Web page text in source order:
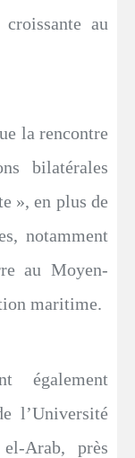
au
la rencontre
bilatérales
», en plus de
notamment
au Moyen-
maritime.
également
l’Université
Arab, près